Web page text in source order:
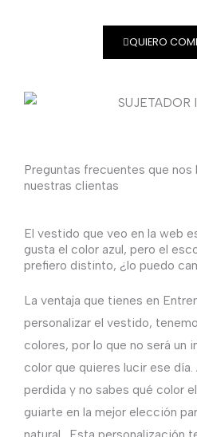
QUIERO
Preguntas frecuentes que nos
nuestras clientas
El vestido que veo en la web
gusta el color azul, pero el
prefiero distinto, ¿lo puedo
La ventaja que tienes en
personalizar el vestido,
colores, por lo que no será un
color que quieres lucir ese
perdida y no sabes qué color
guiarte en la mejor elección